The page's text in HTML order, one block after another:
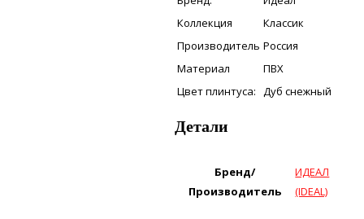
Коллекция
Классик
Производитель Россия
Материал
ПВХ
Цвет плинтуса: Дуб снежный
Детали
Бренд/
Производитель
ИДЕАЛ
(IDEAL)